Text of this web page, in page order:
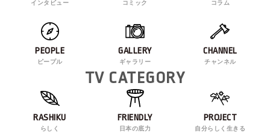
インタビュー コミック コラム
PEOPLE
ピープル
GALLERY
ギャラリー
CHANNEL
チャンネル
TV CATEGORY
RASHIKU
らしく
FRIENDLY
日本の底力
PROJECT
自分らしく生きる